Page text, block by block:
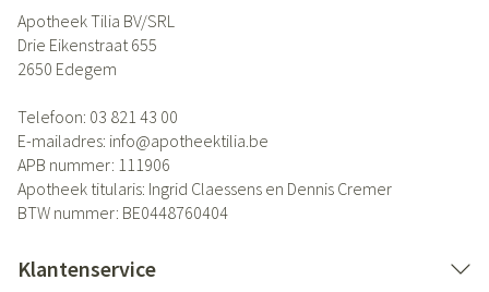
Apotheek Tilia BV/SRL
Drie Eikenstraat 655
2650 Edegem
Telefoon: 03 821 43 00
E-mailadres: info@apotheektilia.be
APB nummer: 111906
Apotheek titularis: Ingrid Claessens en Dennis Cremer
BTW nummer: BE0448760404
Klantenservice